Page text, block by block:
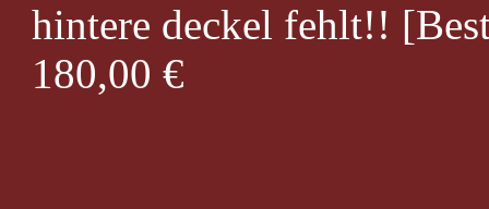
hintere deckel fehlt!!
180,00 €